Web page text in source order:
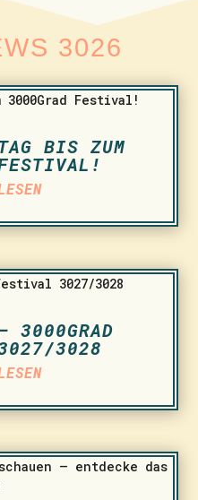
3026
BIS ZUM
3000GRAD
3028